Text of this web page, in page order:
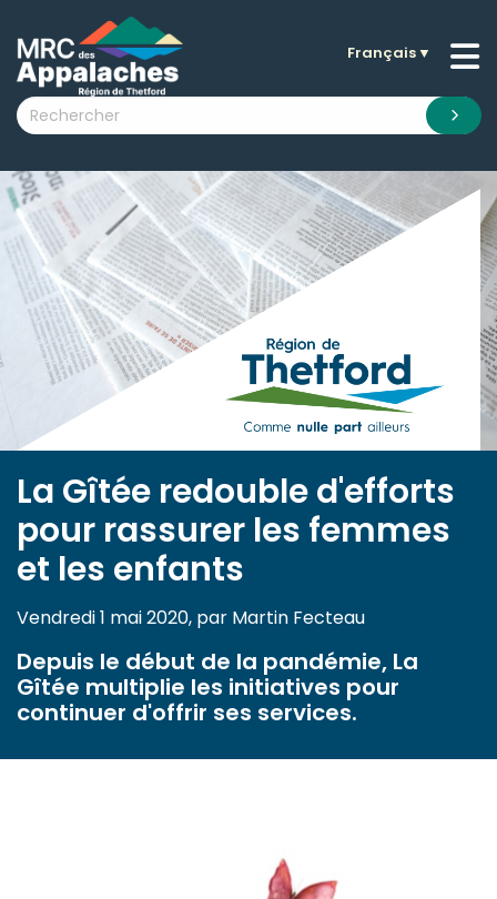
submenu (La MRC )
submenu (Citoyens )
submenu (Visiteurs )
submenu (Nouvelles )
submenu (Documentation )
Français▼
La Gîtée redouble d'efforts
pour rassurer les femmes
et les enfants
Vendredi 1 mai 2020, par Martin Fecteau
Depuis le début de la pandémie, La
Gîtée multiplie les initiatives pour
continuer d'offrir ses services.